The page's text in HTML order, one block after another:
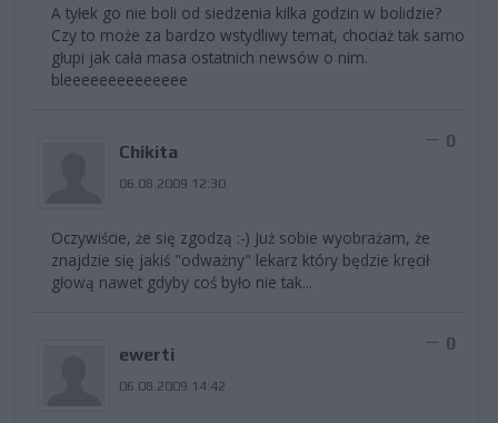
A tyłek go nie boli od siedzenia kilka godzin w bolidzie?
Czy to może za bardzo wstydliwy temat, chociaż tak samo
głupi jak cała masa ostatnich newsów o nim.
bleeeeeeeeeeeeee
Chikita
06.08.2009 12:30
0
Oczywiście, że się zgodzą :-) Już sobie wyobrażam, że
znajdzie się jakiś "odważny" lekarz który będzie kręcił
głową nawet gdyby coś było nie tak...
ewerti
06.08.2009 14:42
0